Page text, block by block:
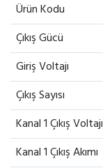
Ürün Kodu
Çıkış Gücü
Giriş Voltajı
Çıkış Sayısı
Kanal 1 Çıkış Voltajı
Kanal 1 Çıkış Akımı